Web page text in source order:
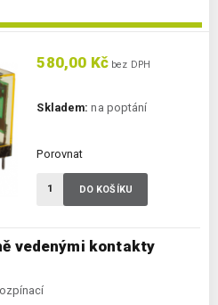
vedenými kontakty
580,00 Kč bez DPH
Skladem: na poptání
Porovnat
DO KOŠÍKU